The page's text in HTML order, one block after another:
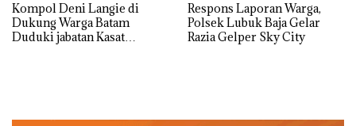
Kompol Deni Langie di
Dukung Warga Batam
Duduki jabatan Kasat
Respons Laporan Warga,
Polsek Lubuk Baja Gelar
Razia Gelper Sky City